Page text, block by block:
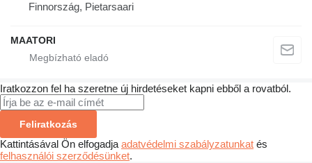
Finnország, Pietarsaari
MAATORI
Iratkozzon fel ha szeretne új hirdetéseket kapni ebből a rovatból.
Feliratkozás
Kattintásával Ön elfogadja adatvédelmi szabályzatunkat és
felhasználói szerződésünket.